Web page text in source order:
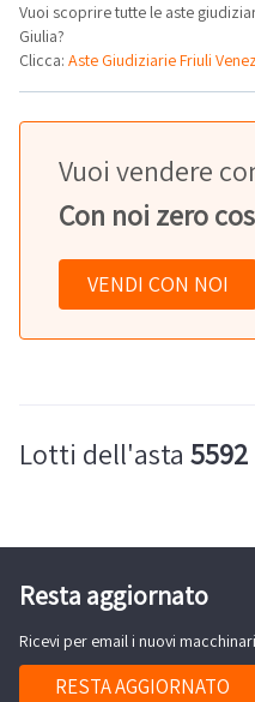
Vuoi scoprire tutte le aste
Giulia?
Clicca: Aste Giudiziarie Friuli
Vuoi vendere
Con noi zero
VENDI CON NOI
Lotti dell'asta 5592
Resta aggiornato
Ricevi per email i nuovi
RESTA AGGIORNATO